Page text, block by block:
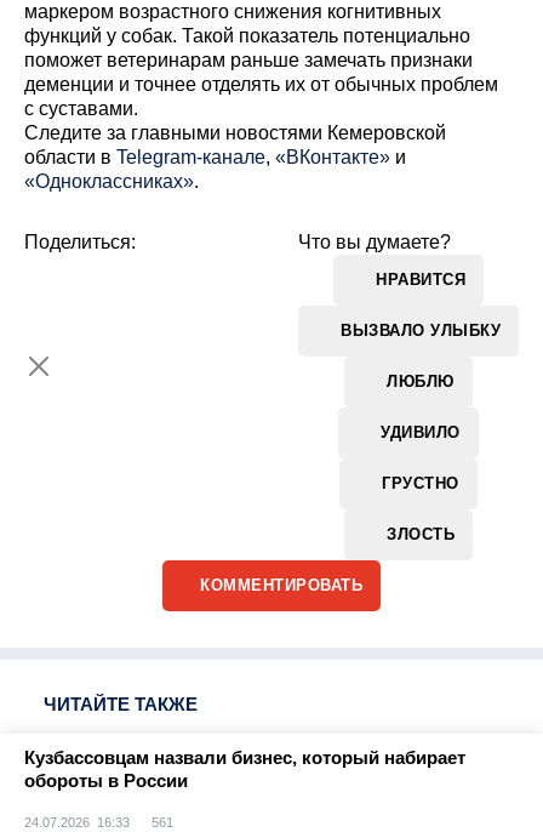
маркером возрастного снижения когнитивных
функций у собак. Такой показатель потенциально
поможет ветеринарам раньше замечать признаки
деменции и точнее отделять их от обычных проблем
с суставами.
Cледите за главными новостями Кемеровской
области в Telegram-канале, «ВКонтакте» и
«Одноклассниках».
Что вы думаете?
НРАВИТСЯ
ВЫЗВАЛО УЛЫБКУ
ЛЮБЛЮ
УДИВИЛО
ГРУСТНО
ЗЛОСТЬ
Поделиться:
КОММЕНТИРОВАТЬ
ЧИТАЙТЕ ТАКЖЕ
Кузбассовцам назвали бизнес, который набирает
обороты в России
24.07.2026 16:33 561